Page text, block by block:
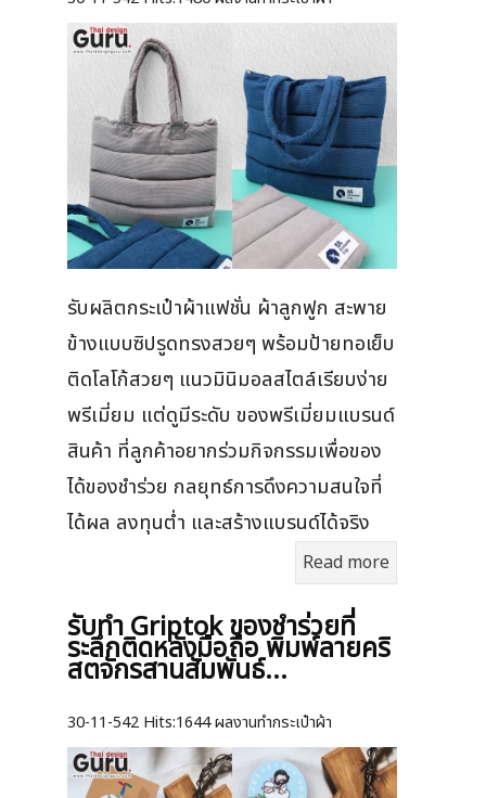
รับผลิตกระเป๋าผ้าแฟชั่น ผ้าลูกฟูก สะพาย
ข้างแบบซิปรูดทรงสวยๆ พร้อมป้ายทอเย็บ
ติดโลโก้สวยๆ แนวมินิมอลสไตล์เรียบง่าย
พรีเมี่ยม แต่ดูมีระดับ ของพรีเมี่ยมแบรนด์
สินค้า ที่ลูกค้าอยากร่วมกิจกรรมเพื่อของ
ได้ของชำร่วย กลยุทธ์การดึงความสนใจที่
ได้ผล ลงทุนต่ำ และสร้างแบรนด์ได้จริง
Read more
รับทำ Griptok ของชำร่วยที่
ระลึกติดหลังมือถือ พิมพ์ลายคริ
สตจักรสานสัมพันธ์...
30-11-542 Hits:1644 ผลงานทำกระเป๋าผ้า